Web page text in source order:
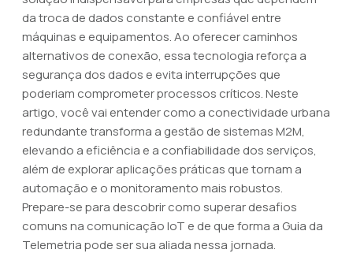
da troca de dados constante e confiável entre
máquinas e equipamentos. Ao oferecer caminhos
alternativos de conexão, essa tecnologia reforça a
segurança dos dados e evita interrupções que
poderiam comprometer processos críticos. Neste
artigo, você vai entender como a conectividade urbana
redundante transforma a gestão de sistemas M2M,
elevando a eficiência e a confiabilidade dos serviços,
além de explorar aplicações práticas que tornam a
automação e o monitoramento mais robustos.
Prepare-se para descobrir como superar desafios
comuns na comunicação IoT e de que forma a Guia da
Telemetria pode ser sua aliada nessa jornada.